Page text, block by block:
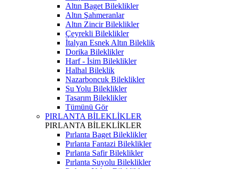
Altın Baget Bileklikler
Altın Şahmeranlar
Altın Zincir Bileklikler
Çeyrekli Bileklikler
İtalyan Esnek Altın Bileklik
Dorika Bileklikler
Harf - İsim Bileklikler
Halhal Bileklik
Nazarboncuk Bileklikler
Su Yolu Bileklikler
Tasarım Bileklikler
Tümünü Gör
PIRLANTA BİLEKLİKLER
PIRLANTA BİLEKLİKLER
Pırlanta Baget Bileklikler
Pırlanta Fantazi Bileklikler
Pırlanta Safir Bileklikler
Pırlanta Suyolu Bileklikler